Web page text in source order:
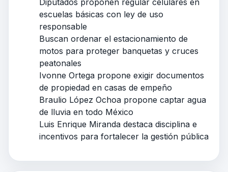
escuelas básicas con ley de uso
responsable
Buscan ordenar el estacionamiento de
motos para proteger banquetas y cruces
peatonales
Ivonne Ortega propone exigir documentos
de propiedad en casas de empeño
Braulio López Ochoa propone captar agua
de lluvia en todo México
Luis Enrique Miranda destaca disciplina e
incentivos para fortalecer la gestión pública